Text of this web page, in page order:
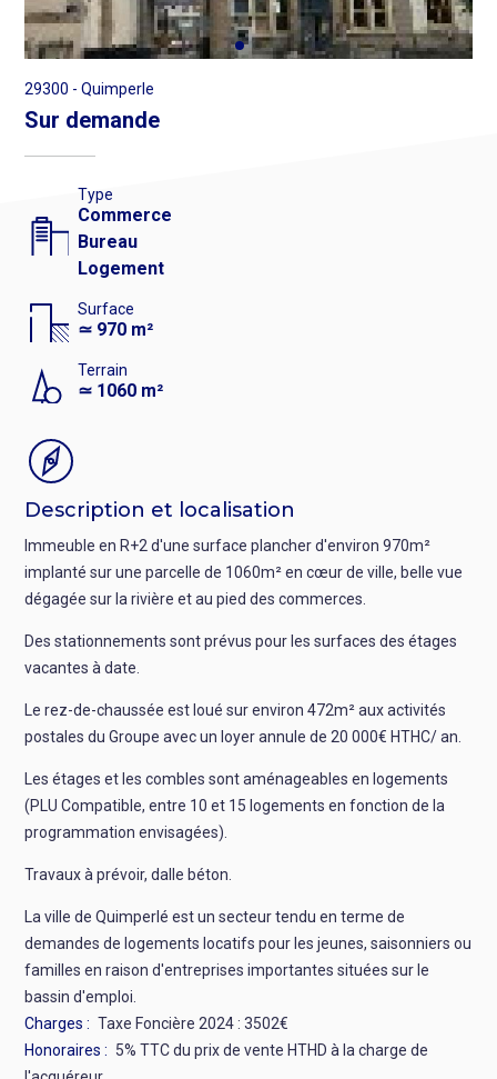
ville
avec
revenus
29300 - Quimperle
Sur demande
Type
Commerce
Bureau
Logement
Surface
≃ 970 m²
Terrain
≃ 1060 m²
Description et localisation
Immeuble en R+2 d'une surface plancher d'environ 970m²
implanté sur une parcelle de 1060m² en cœur de ville, belle vue
dégagée sur la rivière et au pied des commerces.
Des stationnements sont prévus pour les surfaces des étages
vacantes à date.
Le rez-de-chaussée est loué sur environ 472m² aux activités
postales du Groupe avec un loyer annule de 20 000€ HTHC/ an.
Les étages et les combles sont aménageables en logements
(PLU Compatible, entre 10 et 15 logements en fonction de la
programmation envisagées).
Travaux à prévoir, dalle béton.
La ville de Quimperlé est un secteur tendu en terme de
demandes de logements locatifs pour les jeunes, saisonniers ou
familles en raison d'entreprises importantes situées sur le
bassin d'emploi.
Charges
Taxe Foncière 2024 : 3502€
Honoraires
5% TTC du prix de vente HTHD à la charge de